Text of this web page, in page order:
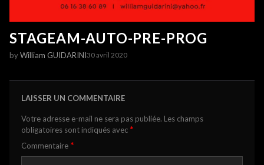
STAGEAM-AUTO-PRE-PROG
byWilliam GUIDARINI30 avril 2020
LAISSER UN COMMENTAIRE
Votre adresse e-mail ne sera pas publiée. Les champs
obligatoires sont indiqués avec *
Commentaire *